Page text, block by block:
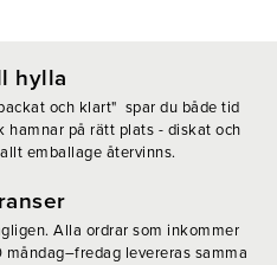
hylla
och klart" spar du både tid
hamnar på rätt plats - diskat och
emballage återvinns.
Alla ordrar som inkommer
levereras samma